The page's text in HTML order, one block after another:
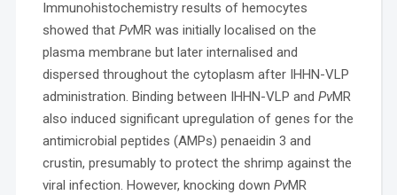
Immunohistochemistry results of hemocytes
showed that PvMR was initially localised on the
plasma membrane but later internalised and
dispersed throughout the cytoplasm after IHHN-VLP
administration. Binding between IHHN-VLP and PvMR
also induced significant upregulation of genes for the
antimicrobial peptides (AMPs) penaeidin 3 and
crustin, presumably to protect the shrimp against the
viral infection. However, knocking down PvMR